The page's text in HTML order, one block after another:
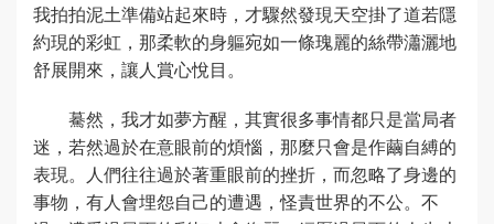
我拍拍泥土準備站起來時，才驟然發現天空掛了道若隱
約現的彩虹，那柔軟的身軀宛如一條瑰麗的絲帶瀟灑地
舒展開來，讓人賞心悅目。
驀然，我才如夢方醒，其實很多事情都只是當局者
迷，若然過於在意眼前的煩惱，那麼只會是作繭自縛的
表現。人們往往過於著重眼前的挫折，而忽略了身邊的
事物，有人會埋怨自己的遭遇，怪責世界的不公。不